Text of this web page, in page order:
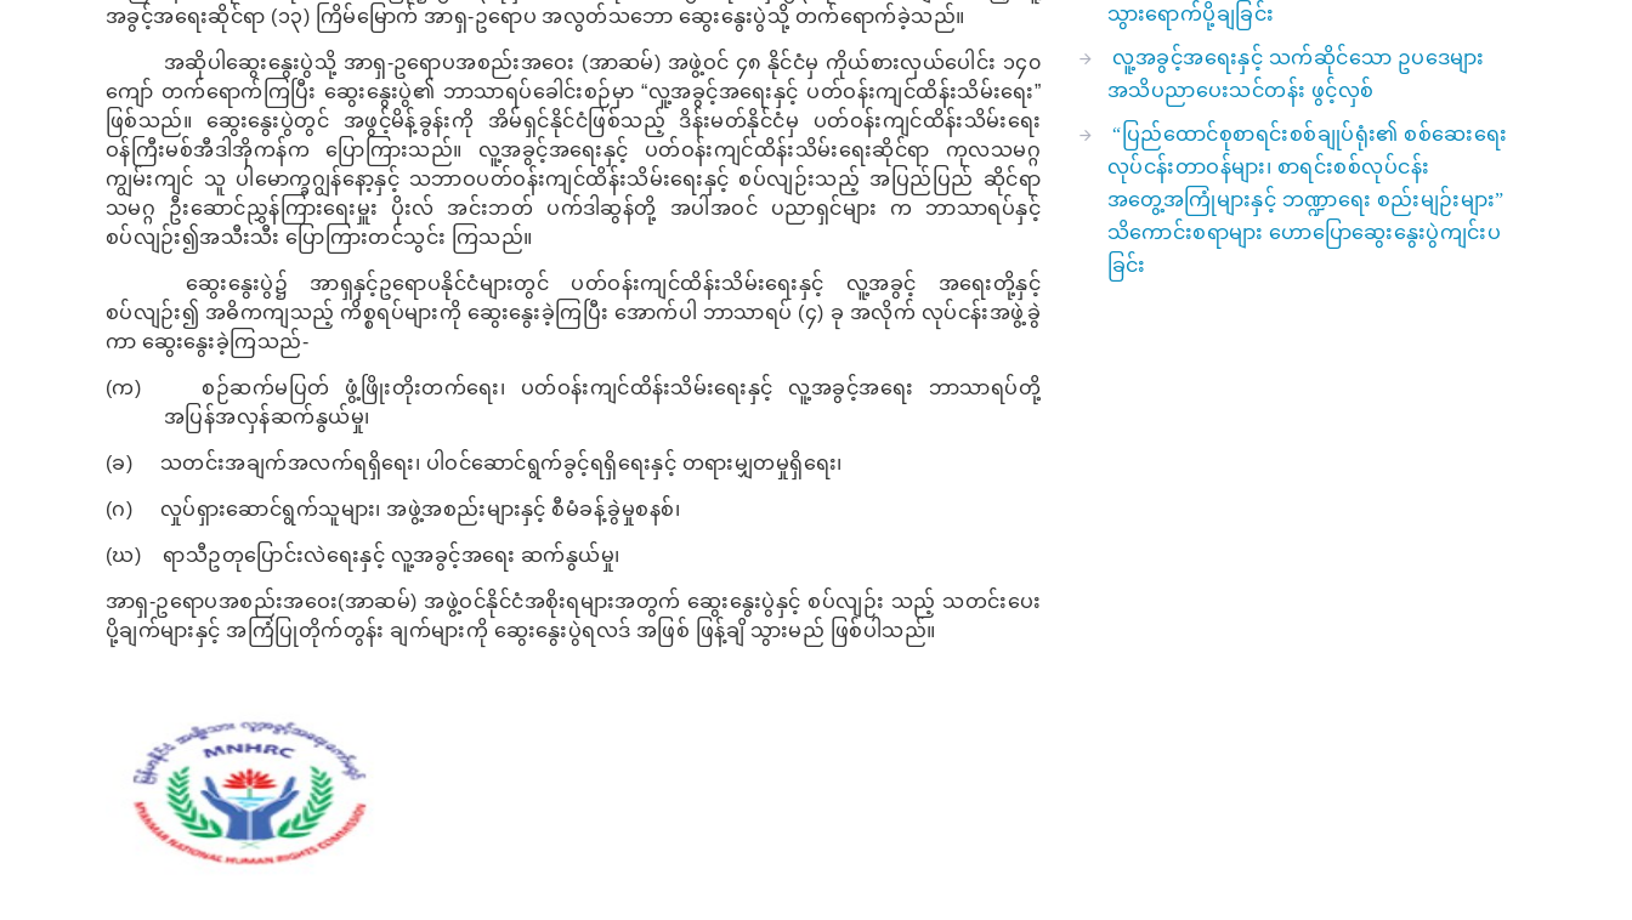
အခွင့်အရေးဆိုင်ရာ (၁၃) ကြိမ်မြောက် အာရှ-ဥရောပ အလွတ်သဘော ဆွေးနွေးပွဲသို့ တက်ရောက်ခဲ့သည်။
အဆိုပါဆွေးနွေးပွဲသို့ အာရှ-ဥရောပအစည်းအဝေး (အာဆမ်) အဖွဲ့ဝင် ၄၈ နိုင်ငံမှ ကိုယ်စားလှယ်ပေါင်း ၁၄၀
ကျော် တက်ရောက်ကြပြီး ဆွေးနွေးပွဲ၏ ဘာသာရပ်ခေါင်းစဉ်မှာ “လူ့အခွင့်အရေးနှင့် ပတ်ဝန်းကျင်ထိန်းသိမ်းရေး”
ဖြစ်သည်။ ဆွေးနွေးပွဲတွင် အဖွင့်မိန့်ခွန်းကို အိမ်ရှင်နိုင်ငံဖြစ်သည့် ဒိန်းမတ်နိုင်ငံမှ ပတ်ဝန်းကျင်ထိန်းသိမ်းရေး
ဝန်ကြီးမစ်အီဒါအိုကန်က ပြောကြားသည်။ လူ့အခွင့်အရေးနှင့် ပတ်ဝန်းကျင်ထိန်းသိမ်းရေးဆိုင်ရာ ကုလသမဂ္ဂ
ကျွမ်းကျင် သူ ပါမောက္ခဂျွန်နော့နှင့် သဘာဝပတ်ဝန်းကျင်ထိန်းသိမ်းရေးနှင့် စပ်လျဉ်းသည့် အပြည်ပြည် ဆိုင်ရာ
သမဂ္ဂ ဦးဆောင်ညွှန်ကြားရေးမှူး ပိုးလ် အင်းဘတ် ပက်ဒါဆွန်တို့ အပါအဝင် ပညာရှင်များ က ဘာသာရပ်နှင့်
စပ်လျဉ်း၍အသီးသီး ပြောကြားတင်သွင်း ကြသည်။
ဆွေးနွေးပွဲ၌ အာရှနှင့်ဥရောပနိုင်ငံများတွင် ပတ်ဝန်းကျင်ထိန်းသိမ်းရေးနှင့် လူ့အခွင့် အရေးတို့နှင့်
စပ်လျဉ်း၍ အဓိကကျသည့် ကိစ္စရပ်များကို ဆွေးနွေးခဲ့ကြပြီး အောက်ပါ ဘာသာရပ် (၄) ခု အလိုက် လုပ်ငန်းအဖွဲ့ခွဲ
ကာ ဆွေးနွေးခဲ့ကြသည်-
(က)
စဉ်ဆက်မပြတ် ဖွံ့ဖြိုးတိုးတက်ရေး၊ ပတ်ဝန်းကျင်ထိန်းသိမ်းရေးနှင့် လူ့အခွင့်အရေး ဘာသာရပ်တို့
အပြန်အလှန်ဆက်နွယ်မှု၊
(ခ) သတင်းအချက်အလက်ရရှိရေး၊ ပါဝင်ဆောင်ရွက်ခွင့်ရရှိရေးနှင့် တရားမျှတမှုရှိရေး၊
(ဂ) လှုပ်ရှားဆောင်ရွက်သူများ၊ အဖွဲ့အစည်းများနှင့် စီမံခန့်ခွဲမှုစနစ်၊
(ဃ) ရာသီဥတုပြောင်းလဲရေးနှင့် လူ့အခွင့်အရေး ဆက်နွယ်မှု၊
အာရှ-ဥရောပအစည်းအဝေး(အာဆမ်) အဖွဲ့ဝင်နိုင်ငံအစိုးရများအတွက် ဆွေးနွေးပွဲနှင့် စပ်လျဉ်း သည့် သတင်းပေး
ပို့ချက်များနှင့် အကြံပြုတိုက်တွန်း ချက်များကို ဆွေးနွေးပွဲရလဒ် အဖြစ် ဖြန့်ချိ သွားမည် ဖြစ်ပါသည်။
သွားရောက်ပို့ချခြင်း
လူ့အခွင့်အရေးနှင့် သက်ဆိုင်သော ဥပဒေများ
အသိပညာပေးသင်တန်း ဖွင့်လှစ်
“ပြည်ထောင်စုစာရင်းစစ်ချုပ်ရုံး၏ စစ်ဆေးရေး
လုပ်ငန်းတာဝန်များ၊ စာရင်းစစ်လုပ်ငန်း
အတွေ့အကြုံများနှင့် ဘဏ္ဍာရေး စည်းမျဉ်းများ”
သိကောင်းစရာများ ဟောပြောဆွေးနွေးပွဲကျင်းပ
ခြင်း